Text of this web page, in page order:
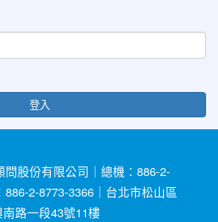
登入
問股份有限公司｜總機：886-2-
886-2-8773-3366｜台北市松山區
路一段43號11樓